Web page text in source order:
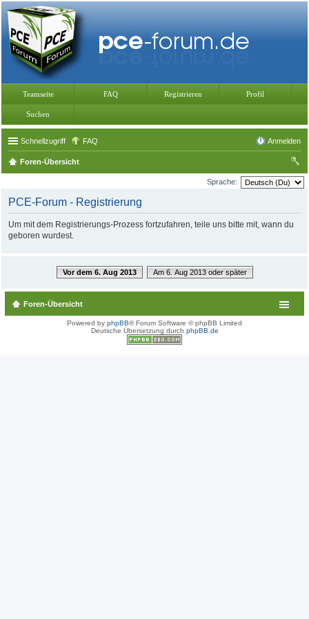
Teamseite FAQ Registrieren Profil
Suchen
Schnellzugriff FAQ Anmelden
Foren-Übersicht
uc
Sprache:
PCE-Forum - Registrierung
Um mit dem Registrierungs-Prozess fortzufahren, teile uns bitte mit, wann du
geboren wurdest.
Vor dem 6. Aug 2013 Am 6. Aug 2013 oder später
Foren-Übersicht
Powered by phpBB® Forum Software © phpBB Limited
Deutsche Übersetzung durch phpBB.de